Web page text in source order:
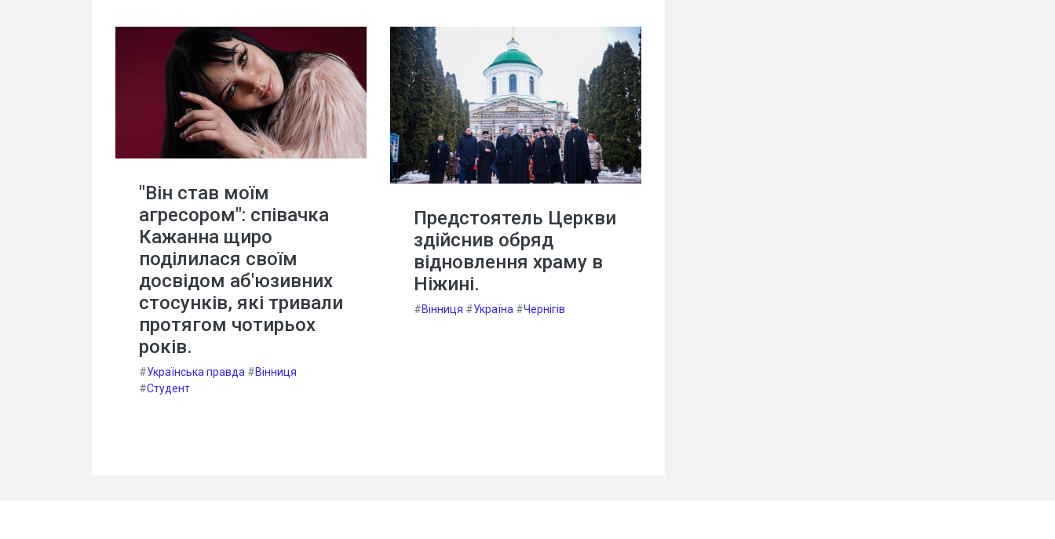
"Він став моїм
агресором": співачка
Кажанна щиро
поділилася своїм
досвідом аб'юзивних
стосунків, які тривали
протягом чотирьох
років.
#Українська правда #Вінниця
#Студент
Предстоятель Церкви
здійснив обряд
відновлення храму в
Ніжині.
#Вінниця #Україна #Чернігів